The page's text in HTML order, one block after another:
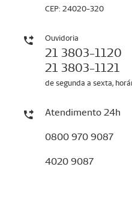
CEP: 24020-320
Ouvidoria
21 3803-1120
21 3803-1121
de segunda a sexta,
Atendimento 24h
0800 970 9087
4020 9087